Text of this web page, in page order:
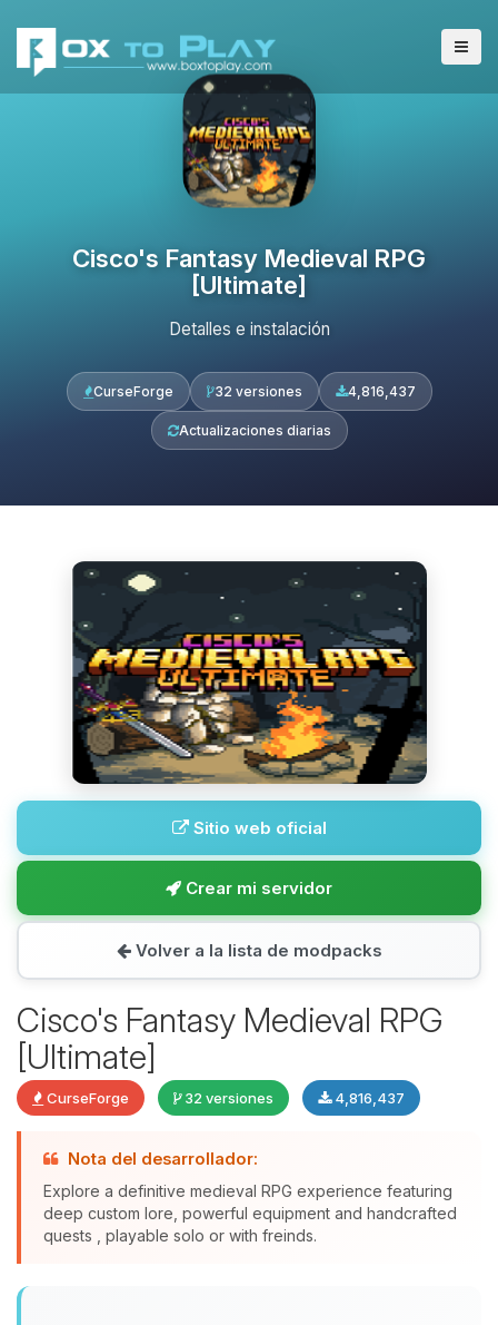
Cisco's Fantasy Medieval RPG
[Ultimate]
Detalles e instalación
CurseForge 32 versiones 4,816,437
Actualizaciones diarias
Sitio web oficial
Crear mi servidor
Volver a la lista de modpacks
Cisco's Fantasy Medieval RPG
[Ultimate]
CurseForge 32 versiones 4,816,437
Nota del desarrollador:
Explore a definitive medieval RPG experience featuring
deep custom lore, powerful equipment and handcrafted
quests , playable solo or with freinds.